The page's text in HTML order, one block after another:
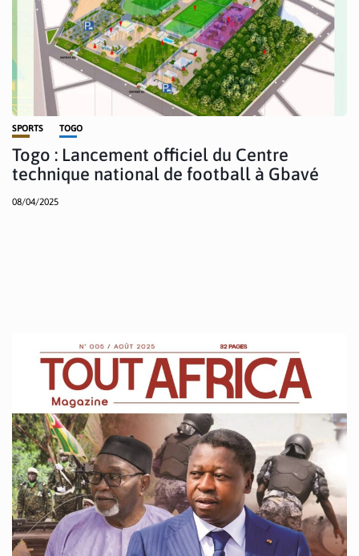
SPORTS TOGO
Togo : Lancement officiel du Centre
technique national de football à Gbavé
08/04/2025